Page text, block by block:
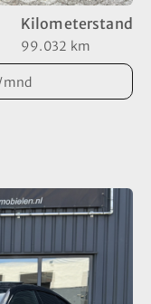
te
Kilometerstand
99.032 km